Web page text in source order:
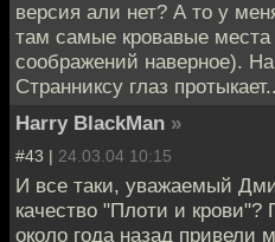
версия али нет? А то у
там самые кровавые
соображений наверное).
Странниксу глаз
Harry BlackMan »
#43 | 24.03.04 10:15
И все таки, уважаемый
качество "Плоти и
около года назад привели